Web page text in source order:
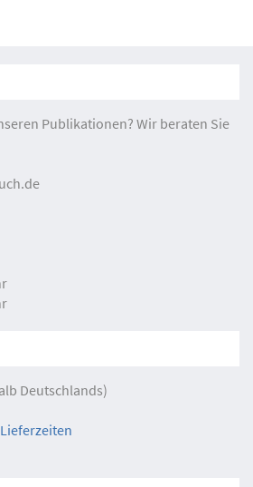
Publikationen? Wir beraten Sie
Deutschlands)